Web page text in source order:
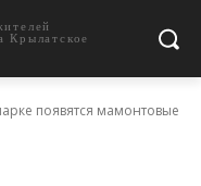
Крылатское
появятся мамонтовые